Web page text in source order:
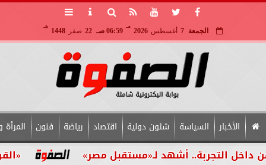
الجمعة 7 أغسطس 2026
مـ
06:59 صـ 22 صفر 1448
هـ
الأخبار السياسة شئون دولية اقتصاد رياضة فنون
«القومي أشهد لـ«مستقبل مصر»